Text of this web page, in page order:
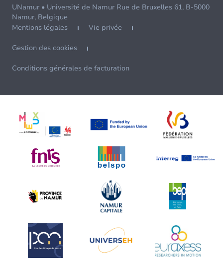
UNamur • Université de Namur Rue de Bruxelles 61, B-5000
Namur, Belgique
Mentions légales
Vie privée
Gestion des cookies
Conditions générales de facturation